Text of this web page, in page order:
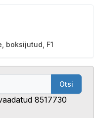
boksijutud, F1
Otsi
8517730